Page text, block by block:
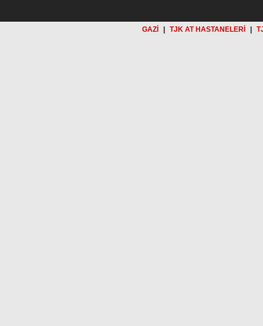
GAZİ TJK AT HASTANELERİ